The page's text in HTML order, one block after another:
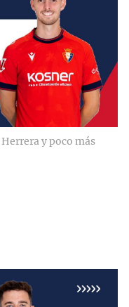
y poco más